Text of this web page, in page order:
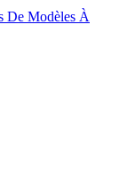
De Modèles À